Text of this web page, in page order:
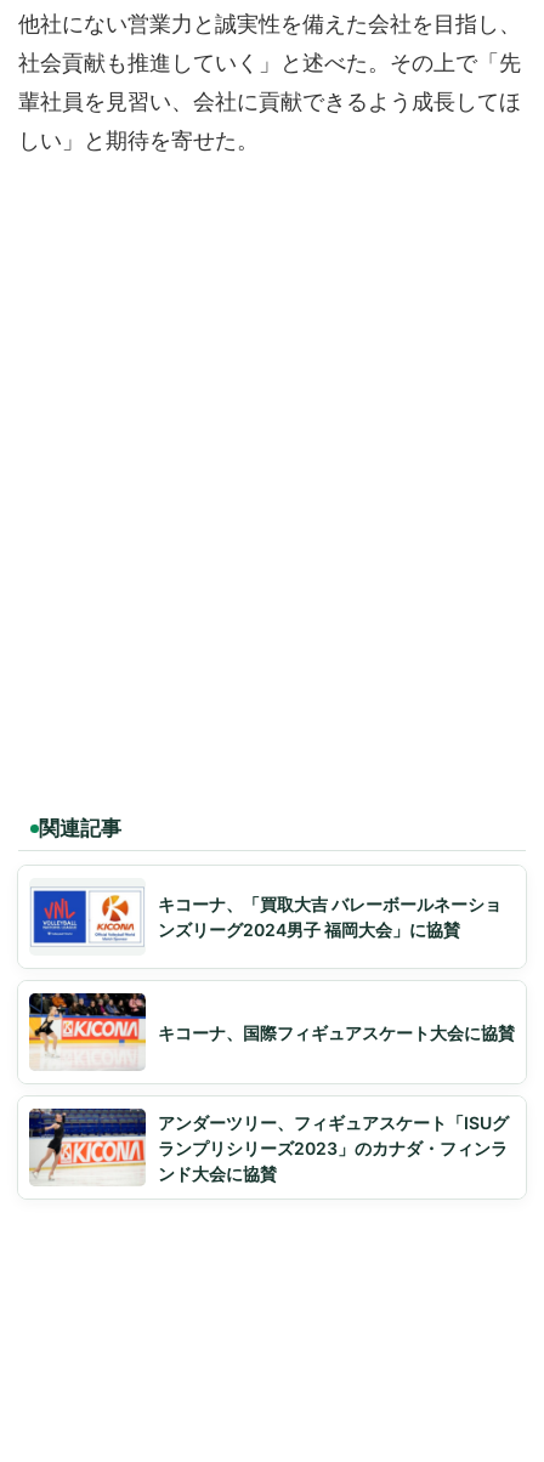
他社にない営業力と誠実性を備えた会社を目指し、
社会貢献も推進していく」と述べた。その上で「先
輩社員を見習い、会社に貢献できるよう成長してほ
しい」と期待を寄せた。
関連記事
キコーナ、「買取大吉 バレーボールネーショ
ンズリーグ2024男子 福岡大会」に協賛
キコーナ、国際フィギュアスケート大会に協賛
アンダーツリー、フィギュアスケート「ISUグ
ランプリシリーズ2023」のカナダ・フィンラ
ンド大会に協賛